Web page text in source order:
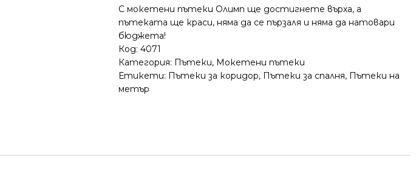
С мокетени пътеки Олимп ще достигнете върха, а
пътеката ще краси, няма да се пързаля и няма да натовари
бюджета!
Код:4071
Категория: Пътеки, Мокетени пътеки
Етикети: Пътеки за коридор, Пътеки за спалня, Пътеки на
метър